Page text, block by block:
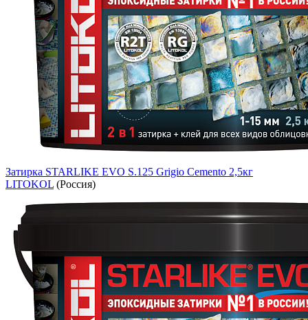
Затирка STARLIKE EVO S.125 Grigio Cemento 2,5кг
LITOKOL (Россия)